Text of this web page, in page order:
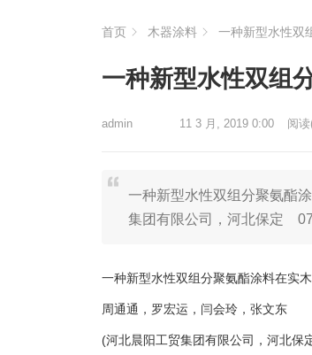
首页 木器涂料 一种新型水性双
一种新型水性双组
admin 11 3 月, 2019 0:00 阅读
一种新型水性双组分聚氨酯
集团有限公司，河北保定
一种新型水性双组分聚氨酯涂料在实
周通通，罗宏运，闫会玲，张文东
(河北晨阳工贸集团有限公司，河北